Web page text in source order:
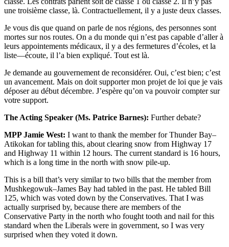
une troisième classe, là. Contractuellement, il y a juste deux classes.
Je vous dis que quand on parle de nos régions, des personnes sont
mortes sur nos routes. On a du monde qui n’est pas capable d’aller à
leurs appointements médicaux, il y a des fermetures d’écoles, et la
liste—écoute, il l’a bien expliqué. Tout est là.
Je demande au gouvernement de reconsidérer. Oui, c’est bien; c’est
un avancement. Mais on doit supporter mon projet de loi que je vais
déposer au début décembre. J’espère qu’on va pouvoir compter sur
votre support.
The Acting Speaker (Ms. Patrice Barnes): Further debate?
MPP Jamie West: I want to thank the member for Thunder Bay–
Atikokan for tabling this, about clearing snow from Highway 17
and Highway 11 within 12 hours. The current standard is 16 hours,
which is a long time in the north with snow pile-up.
This is a bill that’s very similar to two bills that the member from
Mushkegowuk–James Bay had tabled in the past. He tabled Bill
125, which was voted down by the Conservatives. That I was
actually surprised by, because there are members of the
Conservative Party in the north who fought tooth and nail for this
standard when the Liberals were in government, so I was very
surprised when they voted it down.